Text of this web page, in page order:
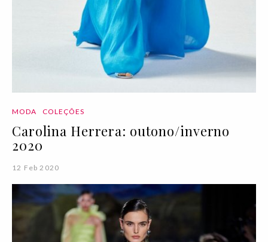
MODA COLEÇÕES
Carolina Herrera: outono/inverno
2020
12 Feb 2020